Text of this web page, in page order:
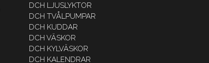
DCH LJUSLYKTOR
DCH TVÅLPUMPAR
DCH KUDDAR
DCH VÄSKOR
DCH KYLVÄSKOR
DCH KALENDRAR